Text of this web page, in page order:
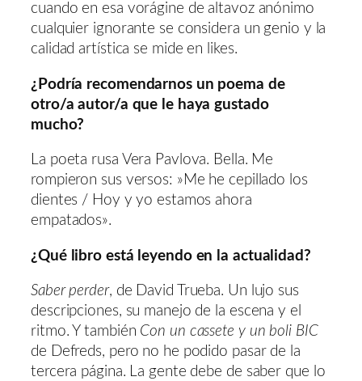
cuando en esa vorágine de altavoz anónimo
cualquier ignorante se considera un genio y la
calidad artística se mide en likes.
¿Podría recomendarnos un poema de
otro/a autor/a que le haya gustado
mucho?
La poeta rusa Vera Pavlova. Bella. Me
rompieron sus versos: »Me he cepillado los
dientes / Hoy y yo estamos ahora
empatados».
¿Qué libro está leyendo en la actualidad?
Saber perder, de David Trueba. Un lujo sus
descripciones, su manejo de la escena y el
ritmo. Y también Con un cassete y un boli BIC
de Defreds, pero no he podido pasar de la
tercera página. La gente debe de saber que lo